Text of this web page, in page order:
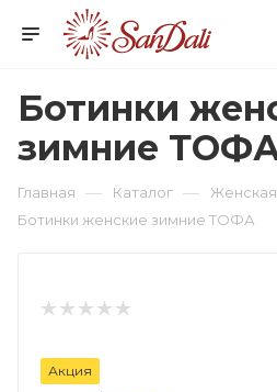
Ботинки
зимние
Главная — Каталог —
Ботинки женские зимние ТОФА
Акция